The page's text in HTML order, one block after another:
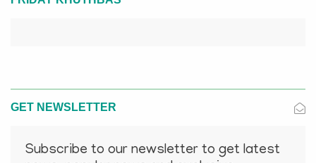
GET NEWSLETTER
Subscribe to our newsletter to get latest